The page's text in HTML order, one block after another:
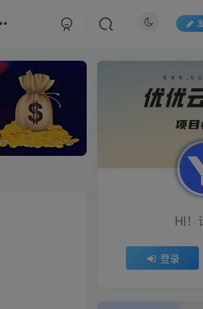
HI！
登录